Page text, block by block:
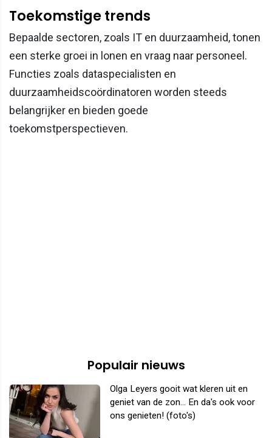
Toekomstige trends
Bepaalde sectoren, zoals IT en duurzaamheid, tonen
een sterke groei in lonen en vraag naar personeel.
Functies zoals dataspecialisten en
duurzaamheidscoördinatoren worden steeds
belangrijker en bieden goede
toekomstperspectieven.
Populair nieuws
Olga Leyers gooit wat kleren uit en
geniet van de zon... En da's ook voor
ons genieten! (foto's)